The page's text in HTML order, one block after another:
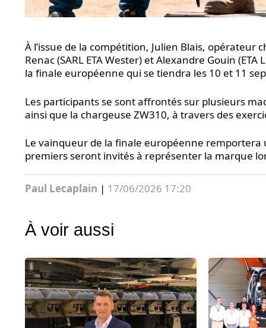
À l’issue de la compétition, Julien Blais, opérateur
Renac (SARL ETA Wester) et Alexandre Gouin
la finale européenne qui se tiendra les 10 et 11
Les participants se sont affrontés sur plusieurs
ainsi que la chargeuse ZW310, à travers des
Le vainqueur de la finale européenne remportera
premiers seront invités à représenter la marque
Paul Lecaplain | 17/06/2026 17:20
À voir aussi